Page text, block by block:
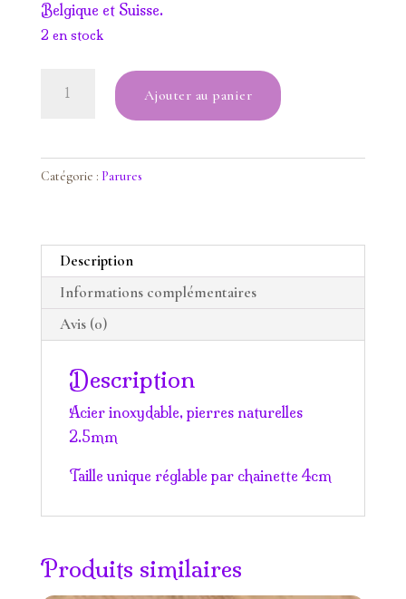
Belgique et Suisse.
2 en stock
sugilite
Ajouter au panier
Catégorie : Parures
Description
Informations complémentaires
Avis (0)
Description
Acier inoxydable, pierres naturelles
2.5mm
Taille unique réglable par chainette 4cm
Produits similaires